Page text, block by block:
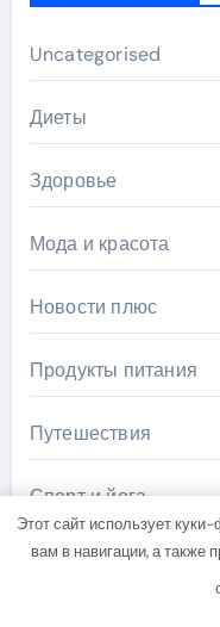
Uncategorised
Диеты
Здоровье
Мода и красота
Новости плюс
Продукты питания
Путешествия
Спорт и йога
Этот сайт использует
вам в навигации, а также